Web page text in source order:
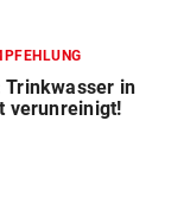
Trinkwasser in
verunreinigt!